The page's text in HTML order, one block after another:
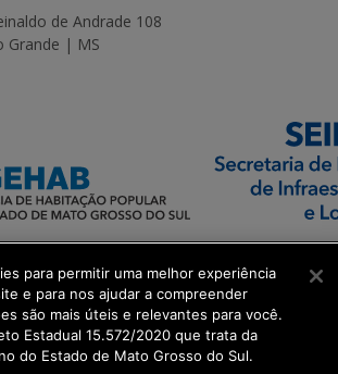
de Andrade 108
Grande | MS
Digital
para permitir uma melhor experiência
e para nos ajudar a compreender
são mais úteis e relevantes para você.
Estadual 15.572/2020 que trata da
do Estado de Mato Grosso do Sul.